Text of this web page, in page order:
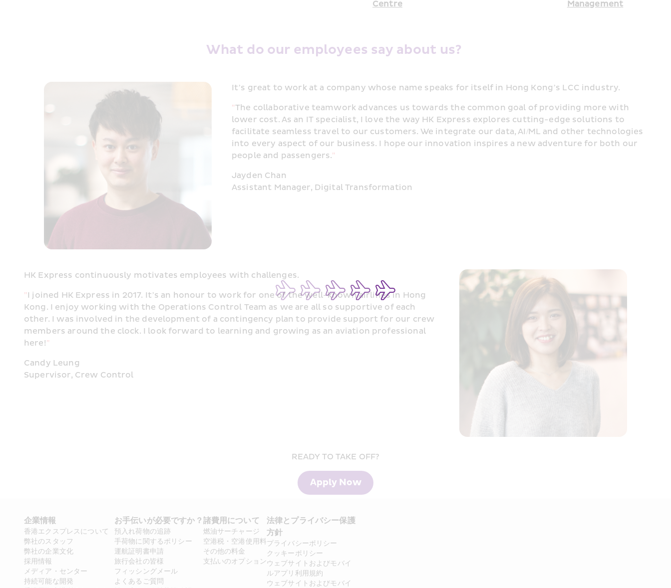
Centre
Management
What do our employees say about us?
It’s great to work at a company whose name speaks for itself in Hong Kong’s LCC industry.
"The collaborative teamwork advances us towards the common goal of providing more with
lower cost. As an IT specialist, I love the way HK Express explores cutting-edge solutions to
facilitate seamless travel to our customers. We integrate our data, AI/ML and other technologies
into every aspect of our business. I hope our innovation inspires a new adventure for both our
people and passengers."
Jayden Chan
Assistant Manager, Digital Transformation
HK Express continuously motivates employees with challenges.
" I joined HK Express in 2017. It’s an honour to work for one of the well-known airlines in Hong
Kong. I enjoy working with the Operations Control Team as we are all so supportive of each
other. I was involved in the development of a contingency plan to provide support for our crew
members around the clock. I look forward to learning and growing as an aviation professional
here!"
Candy Leung
Supervisor, Crew Control
READY TO TAKE OFF?
Apply Now
企業情報
香港エクスプレスについて
弊社のスタッフ
弊社の企業文化
採用情報
メディア・センター
持続可能な開発
お手伝いが必要ですか？
預入れ荷物の追跡
手荷物に関するポリシー
運航証明書申請
旅行会社の皆様
フィッシングメール
よくあるご質問
諸費用について
燃油サーチャージ
空港税・空港使用料
その他の料金
支払いのオプション
法律とプライバシー保護
方針
プライバシーポリシー
クッキーポリシー
ウェブサイトおよびモバイ
ルアプリ利用規約
ウェブサイトおよびモバイ